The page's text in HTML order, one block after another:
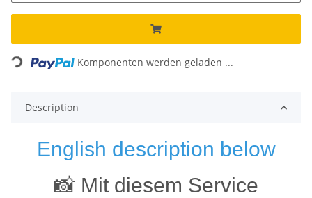
Loading... Komponenten werden geladen ...
Description
English description below
📸 Mit diesem Service